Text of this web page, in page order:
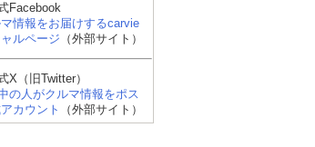
Facebook
情報をお届けするcarvie
ルページ （外部サイト）
X（旧Twitter）
の人がクルマ情報をポス
カウント
（外部サイト）